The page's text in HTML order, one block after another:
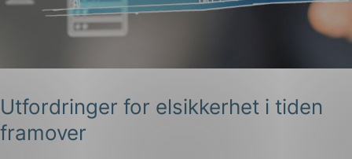
Utfordringer for elsikkerhet i tiden
framover